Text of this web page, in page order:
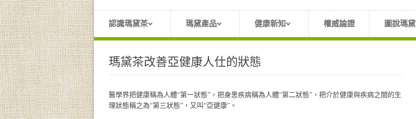
認識瑪黛茶 瑪黛產品 健康新知 權威論證 圖說瑪黛
瑪黛茶改善亞健康人仕的狀態
醫學界把健康稱為人體“第一狀態”，把身患疾病稱為人體“第二狀態”，把介於健康與疾病之間的生
理狀態稱之為“第三狀態”，又叫“亞健康”。